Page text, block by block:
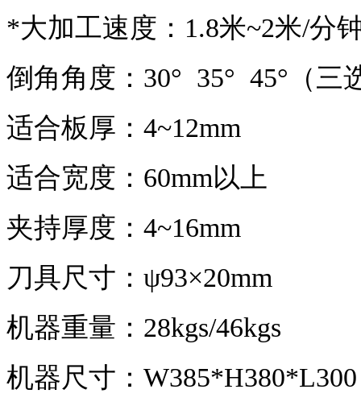
*大加工速度： 1.8米~2米/分
倒角角度： 30° 35° 45°（三
适合板厚： 4~12mm
适合宽度： 60mm以上
夹持厚度： 4~16mm
刀具尺寸： ψ93×20mm
机器重量： 28kgs/46kgs
机器尺寸： W385*H380*L300